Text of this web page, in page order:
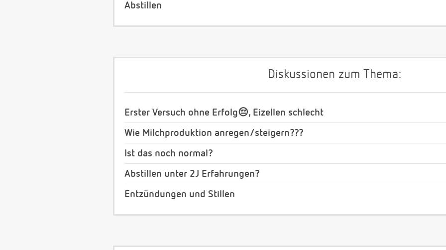
Abstillen
Diskussionen zum Thema:
Erster Versuch ohne Erfolg😔, Eizellen schlecht
Wie Milchproduktion anregen/steigern???
Ist das noch normal?
Abstillen unter 2J Erfahrungen?
Entzündungen und Stillen